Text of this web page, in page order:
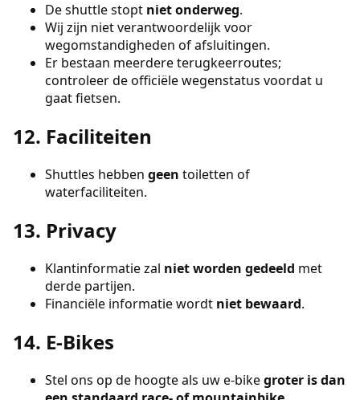
De shuttle stopt niet onderweg.
Wij zijn niet verantwoordelijk voor
wegomstandigheden of afsluitingen.
Er bestaan meerdere terugkeerroutes;
controleer de officiële wegenstatus voordat u
gaat fietsen.
12. Faciliteiten
Shuttles hebben geen toiletten of
waterfaciliteiten.
13. Privacy
Klantinformatie zal niet worden gedeeld met
derde partijen.
Financiële informatie wordt niet bewaard.
14. E-Bikes
Stel ons op de hoogte als uw e-bikegroter is dan